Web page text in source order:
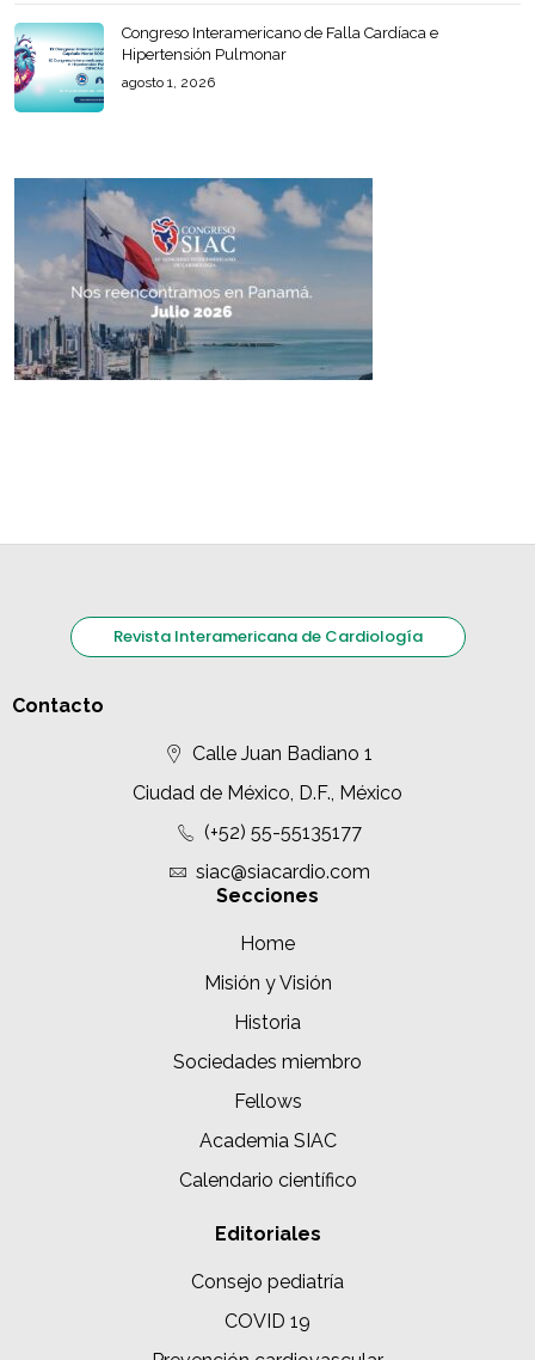
Congreso Interamericano de Falla Cardíaca e
Hipertensión Pulmonar
agosto 1, 2026
Revista Interamericana de Cardiología
Contacto
Calle Juan Badiano 1
Ciudad de México, D.F., México
(+52) 55-55135177
siac@siacardio.com
Secciones
Home
Misión y Visión
Historia
Sociedades miembro
Fellows
Academia SIAC
Calendario científico
Editoriales
Consejo pediatría
COVID 19